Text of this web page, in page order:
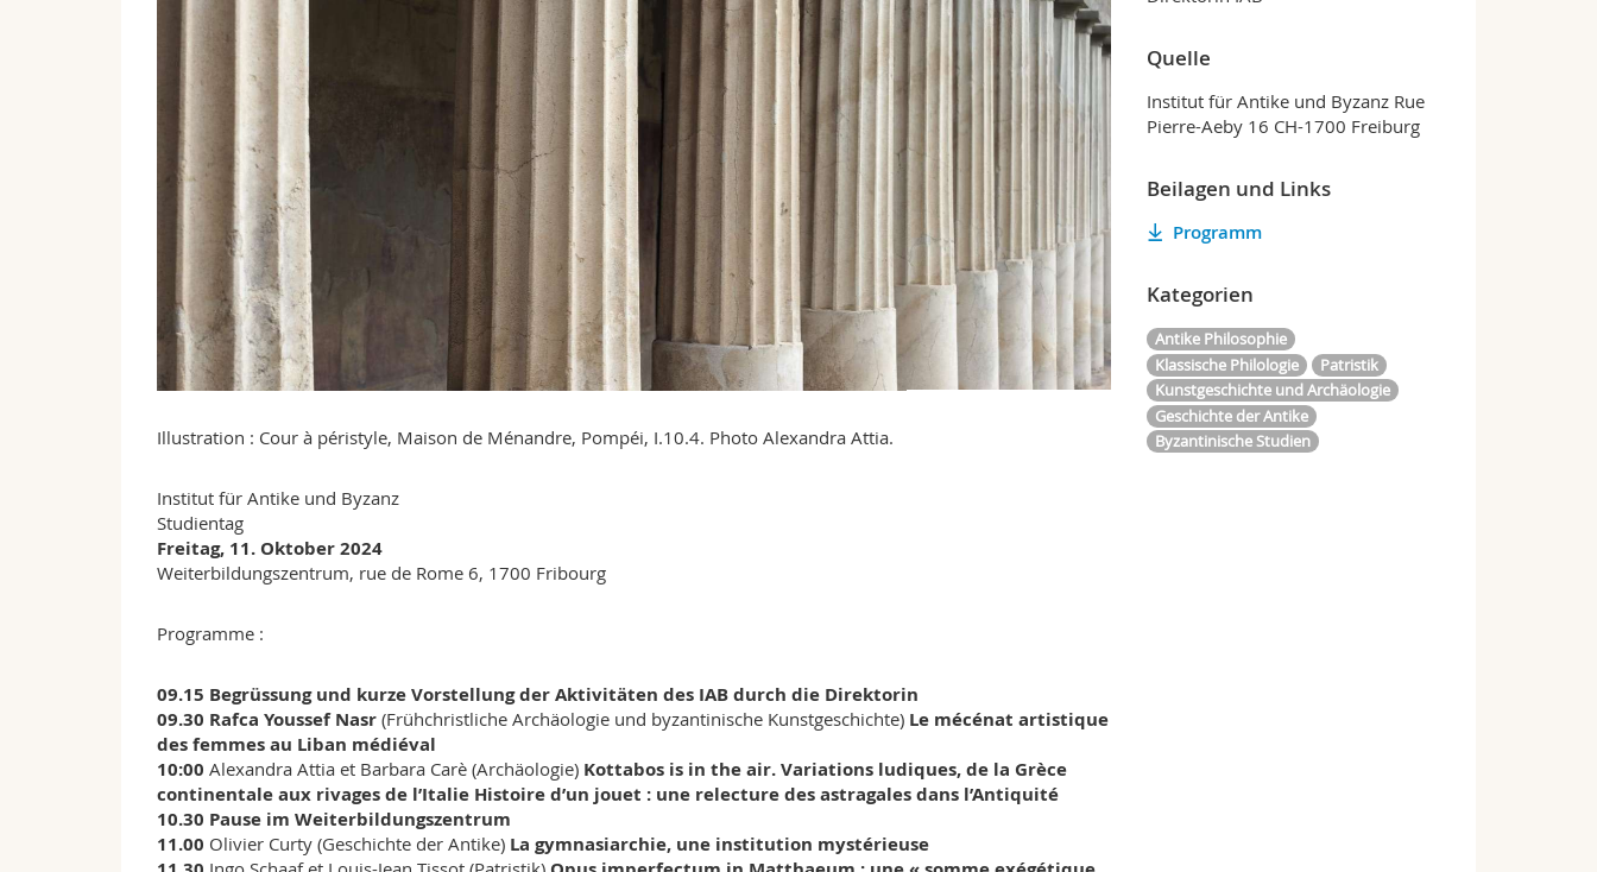
Illustration : Cour à péristyle, Maison de Ménandre, Pompéi, I.10.4. Photo Alexandra Attia.
Institut für Antike und Byzanz
Studientag
Freitag, 11. Oktober 2024
Weiterbildungszentrum, rue de Rome 6, 1700 Fribourg
Programme :
09.15 Begrüssung und kurze Vorstellung der Aktivitäten des IAB durch die Direktorin
09.30 Rafca Youssef Nasr (Frühchristliche Archäologie und byzantinische Kunstgeschichte) Le mécénat artistique
des femmes au Liban médiéval
10:00 Alexandra Attia et Barbara Carè (Archäologie) Kottabos is in the air.Variations ludiques, de la Grèce
continentale aux rivages de l’Italie Histoire d’un jouet : une relecture des astragales dans l’Antiquité
10.30 Pause im Weiterbildungszentrum
11.00 Olivier Curty (Geschichte der Antike) La gymnasiarchie, une institution mystérieuse
Quelle
Institut für Antike und Byzanz Rue
Pierre-Aeby 16 CH-1700 Freiburg
Beilagen und Links
Programm
Kategorien
Antike Philosophie
Klassische Philologie
Patristik
Kunstgeschichte und Archäologie
Geschichte der Antike
Byzantinische Studien